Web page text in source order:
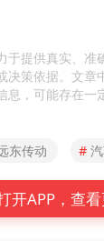
于提供真实、准
决策依据。文章
息，可能存在一
东传动 #
开APP，查